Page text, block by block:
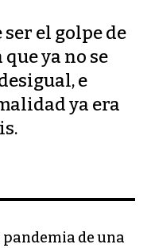
el golpe de
ya no se
e
ya era
de una